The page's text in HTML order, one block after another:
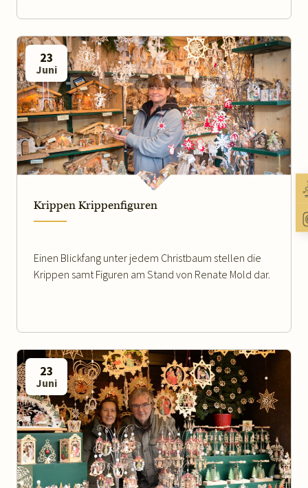
WEITERLESEN
23
Juni
Krippen Krippenfiguren
Einen Blickfang unter jedem Christbaum stellen die
Krippen samt Figuren am Stand von Renate Mold dar.
WEITERLESEN
23
Juni